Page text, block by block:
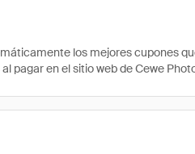
los mejores cupones
pagar en el sitio web de Cewe